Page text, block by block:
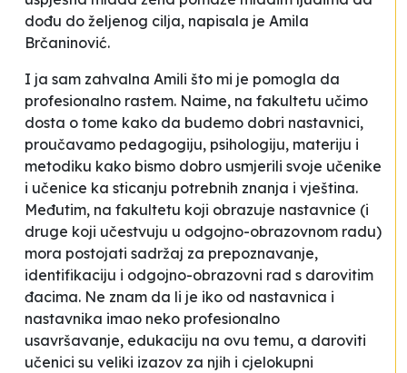
dođu do željenog cilja, napisala je Amila
Brčaninović.
I ja sam zahvalna Amili što mi je pomogla da
profesionalno rastem. Naime, na fakultetu učimo
dosta o tome kako da budemo dobri nastavnici,
proučavamo pedagogiju, psihologiju, materiju i
metodiku kako bismo dobro usmjerili svoje učenike
i učenice ka sticanju potrebnih znanja i vještina.
Međutim, na fakultetu koji obrazuje nastavnice (i
druge koji učestvuju u odgojno-obrazovnom radu)
mora postojati sadržaj za prepoznavanje,
identifikaciju i odgojno-obrazovni rad s darovitim
đacima. Ne znam da li je iko od nastavnica i
nastavnika imao neko profesionalno
usavršavanje, edukaciju na ovu temu, a daroviti
učenici su veliki izazov za njih i cjelokupni